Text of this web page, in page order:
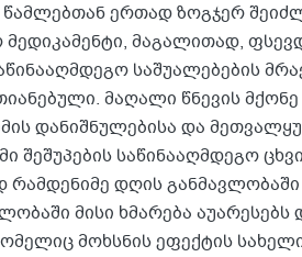
ერთად ზოგჯერ
მედიკამენტი, მაგალითად,
საშუალებების
მაღალი წნევის მქონე
დანიშნულებისა და
შეშუპების საწინააღმდეგო
დღის
მისი ხმარება
მოხსნის ეფექტის